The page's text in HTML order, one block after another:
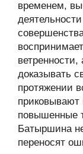
временем,
доказывать
протяжении
повышенные
Батыршина
переносят